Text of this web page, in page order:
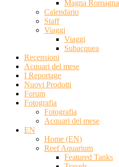
Magna Romagna
Calendario
Staff
Viaggi
Viaggi
Subacquea
Recensioni
Acquari del mese
I Reportage
Nuovi Prodotti
Forum
Fotografia
Fotografia
Acquari del mese
EN
Home (EN)
Reef Aquarium
Featured Tanks